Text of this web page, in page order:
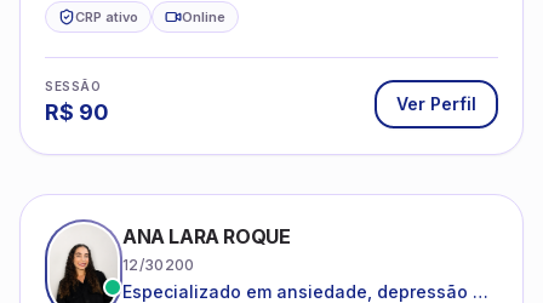
CRP ativo Online
SESSÃO
R$ 90 Ver Perfil
ANA LARA ROQUE
12/30200
Especializado em ansiedade, depressão e